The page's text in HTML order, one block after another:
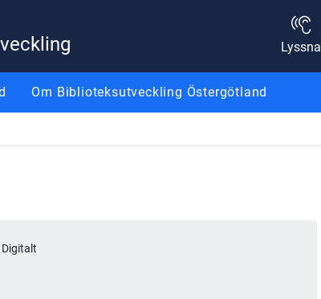
Lyssna
Om Biblioteksutveckling Östergötland
Digitalt